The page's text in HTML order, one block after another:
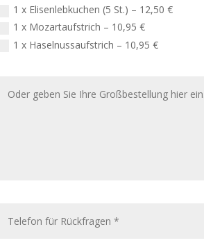
1 x Elisenlebkuchen (5 St.) – 12,50 €
1 x Mozartaufstrich – 10,95 €
1 x Haselnussaufstrich – 10,95 €